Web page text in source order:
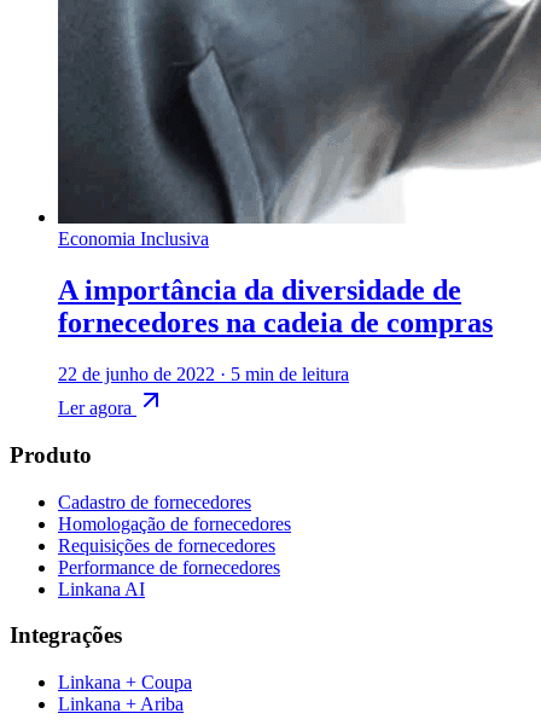
Economia Inclusiva
A importância da diversidade de
fornecedores na cadeia de compras
22 de junho de 2022 · 5 min de leitura
Ler agora
Produto
Cadastro de fornecedores
Homologação de fornecedores
Requisições de fornecedores
Performance de fornecedores
Linkana AI
Integrações
Linkana + Coupa
Linkana + Ariba